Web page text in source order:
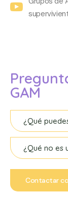
GAM
¿Qué
¿Qué no es
Contactar